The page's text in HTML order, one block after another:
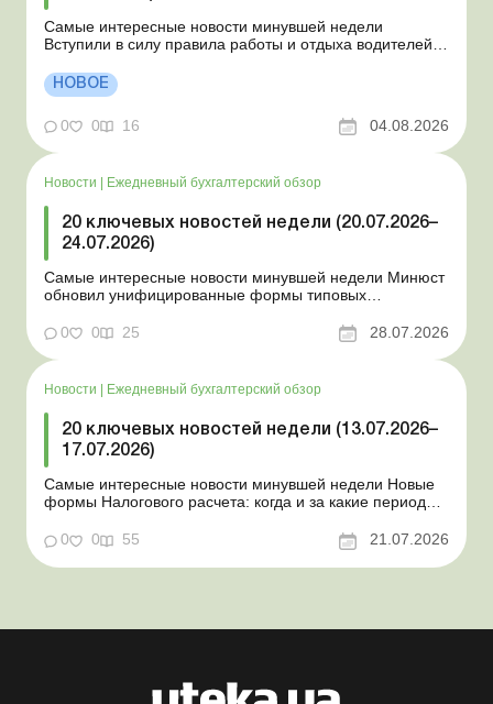
Самые интересные новости минувшей недели
Вступили в силу правила работы и отдыха водителей
положении Для сельхозпредприятий и ФЛП введены
новые разовые статистические формы Со 2 августа
изменяется порядок зачисления отдельных периодов
работы в стр...
НОВОЕ
0 0 16 04.08.2026
Новости Ежедневный бухгалтерский обзор
20 ключевых новостей недели (20.07.2026–
24.07.2026)
Самые интересные новости минувшей недели Минюст
обновил унифицированные формы типовых
новость о создании координационного центра по
статус «в розыске»: что нужно знать работодателям
Закон о ВПЛ: ка...
0 0 25 28.07.2026
Новости Ежедневный бухгалтерский обзор
20 ключевых новостей недели (13.07.2026–
17.07.2026)
Самые интересные новости минувшей недели Новые
формы Налогового расчета: когда и за какие периоды
переоформления отсрочки от призыва во время
Координационный центр по организации
0 0 55 21.07.2026